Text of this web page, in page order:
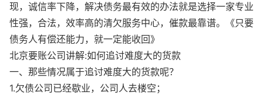
现，诚信率下降，解决债务最有效的办法就是选择一家专业
性强，合法，效率高的清欠服务中心，催款最靠谱。《只要
债务人有偿还能力，就一定能收回》
北京要账公司讲解:如何追讨难度大的货款
一、那些情况属于追讨难度大的货款呢？
1.欠债公司已经歇业，公司人去楼空；